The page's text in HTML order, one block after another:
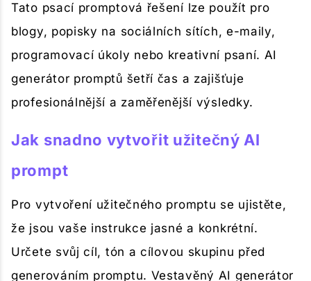
Tato psací promptová řešení lze použít pro
blogy, popisky na sociálních sítích, e-maily,
programovací úkoly nebo kreativní psaní. AI
generátor promptů šetří čas a zajišťuje
profesionálnější a zaměřenější výsledky.
Jak snadno vytvořit užitečný AI
prompt
Pro vytvoření užitečného promptu se ujistěte,
že jsou vaše instrukce jasné a konkrétní.
Určete svůj cíl, tón a cílovou skupinu před
generováním promptu. Vestavěný AI generátor